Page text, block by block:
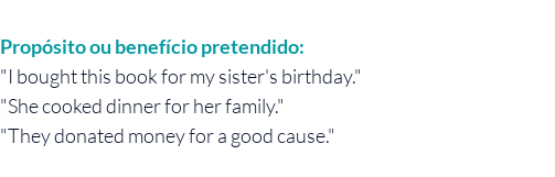
Propósito ou benefício pretendido:
"I bought this book for my sister's birthday."
"She cooked dinner for her family."
"They donated money for a good cause."